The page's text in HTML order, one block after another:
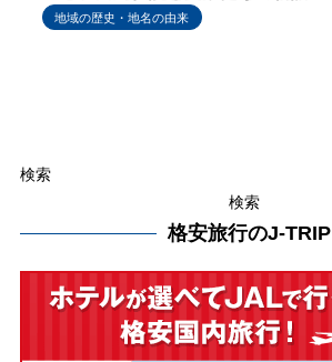
地域の歴史・地名の由来
検索
検索
格安旅行のJ-TRIP